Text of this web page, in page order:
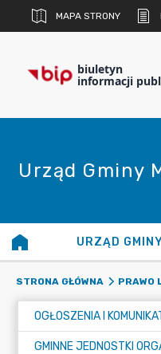
MAPA STRONY
biuletyn
informacji
Urząd Gminy
URZĄD
STRONA GŁÓWNA PRAWO
OGŁOSZENIA I